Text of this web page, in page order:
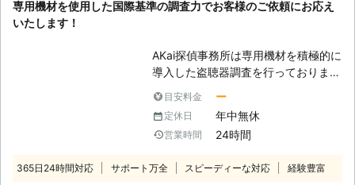
ェース京都は、アナログ式盗聴デジタ
聴など、様々な特殊調査機材を駆使
し、発見撤去することが可能です。
お気軽にお問い合わせください。
休、24時間対応が可能な体制をとっ
ためのご相談、各種専門家のご紹介な
ども可能です。弊社を利用してよかっ
たと思っていただける自信がありま
す。 ◆安心の料金設定 「調査会社は
やみくもにお金がかかる」と思ってい
らっしゃいませんか？ワールドリサー
チ調査会社は、独自のネットワークで
ムダのない調査を行うことができるの
専用機材を使用した国際基準の調査力でお客様のご依頼にお応え
いたします！
AKai探偵事務所は専用機材を積極的に
導入した盗聴器調査を行っておりま
か分かりにくく、中には調査をしても
発見しにくい特殊なタイプもありま
す。 私どもでは専門資格と国際基準
らせる盗聴器を発見いたしますので安
目安料金 ー
定休日 年中無休
営業時間 24時間
365日24時間対応 サポート万全 スピーディーな対応 経験豊富